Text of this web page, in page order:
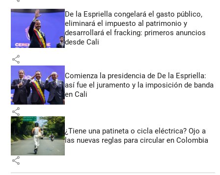
De la Espriella congelará el gasto público,
eliminará el impuesto al patrimonio y
desarrollará el fracking: primeros anuncios
desde Cali
share
Comienza la presidencia de De la Espriella:
así fue el juramento y la imposición de banda
en Cali
share
¿Tiene una patineta o cicla eléctrica? Ojo a
las nuevas reglas para circular en Colombia
share